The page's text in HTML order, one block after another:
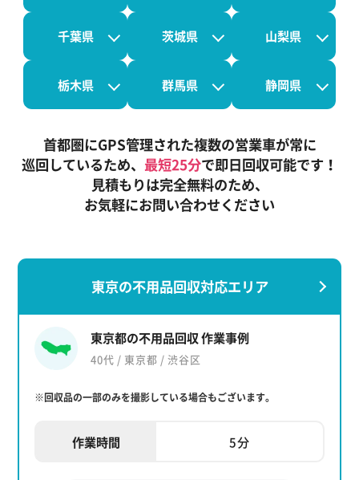
千葉県 茨城県 山梨県
栃木県 群馬県 静岡県
首都圏にGPS管理された複数の営業車が常に
巡回しているため、 最短25分で即日回収可能です！
見積もりは完全無料のため、
お気軽にお問い合わせください
東京の不用品回収対応エリア
東京都の不用品回収 作業事例
40代 / 東京都 / 渋谷区
※回収品の一部のみを撮影している場合もございます。
作業時間 5分